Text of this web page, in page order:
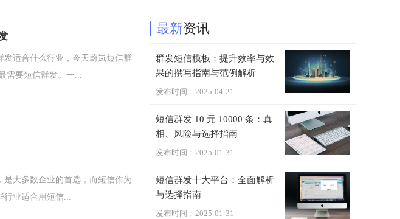
适合什么行业，今天蔚岚短信群
需要短信群发。一...
大多数企业的首选，而短信作为
行业适合用短信...
最新资讯
群发短信模板：提升效率与效
果的撰写指南与范例解析
发布时间：2025-04-21
短信群发 10 元 10000 条：真
相、风险与选择指南
发布时间：2025-01-31
短信群发十大平台：全面解析
与选择指南
发布时间：2025-01-31